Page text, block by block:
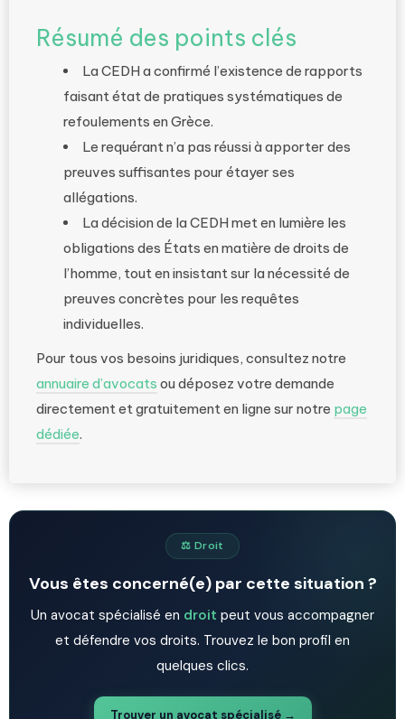
Résumé des points clés
La CEDH a confirmé l’existence de rapports
faisant état de pratiques systématiques de
refoulements en Grèce.
Le requérant n’a pas réussi à apporter des
preuves suffisantes pour étayer ses
allégations.
La décision de la CEDH met en lumière les
obligations des États en matière de droits de
l’homme, tout en insistant sur la nécessité de
preuves concrètes pour les requêtes
individuelles.
Pour tous vos besoins juridiques, consultez notre
annuaire d’avocats ou déposez votre demande
directement et gratuitement en ligne sur notre page
dédiée.
⚖️ Droit
Vous êtes concerné(e) par cette situation ?
Un avocat spécialisé en droit peut vous accompagner
et défendre vos droits. Trouvez le bon profil en
quelques clics.
Trouver un avocat spécialisé →